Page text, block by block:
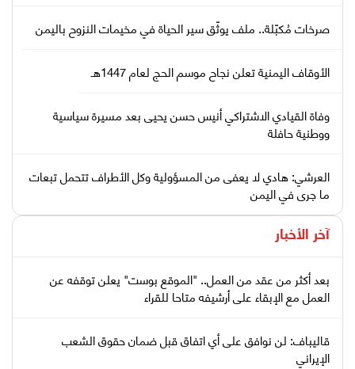
صرخات مُكبّلة.. ملف يوثّق سير الحياة في مخيمات النزوح باليمن
الأوقاف اليمنية تعلن نجاح موسم الحج لعام 1447هـ
وفاة القيادي الاشتراكي أنيس حسن يحيى بعد مسيرة سياسية
ووطنية حافلة
العرشي: هادي لا يعفى من المسؤولية وكل الأطراف تتحمل تبعات
ما جرى في اليمن
آخر الأخبار
بعد أكثر من عقد من العمل.. "الموقع بوست" يعلن توقفه عن
العمل مع الإبقاء على أرشيفه متاحا للقراء
قاليباف: لن نوافق على أي اتفاق قبل ضمان حقوق الشعب
الإيراني